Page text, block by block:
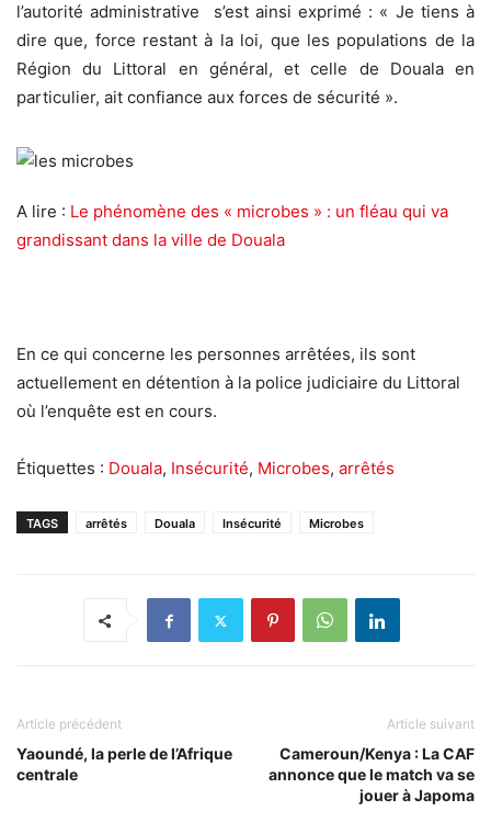
l’autorité administrative s’est ainsi exprimé : « Je tiens à
dire que, force restant à la loi, que les populations de la
Région du Littoral en général, et celle de Douala en
particulier, ait confiance aux forces de sécurité ».
A lire : Le phénomène des « microbes » : un fléau qui va
grandissant dans la ville de Douala
En ce qui concerne les personnes arrêtées, ils sont
actuellement en détention à la police judiciaire du Littoral
où l’enquête est en cours.
Étiquettes : Douala, Insécurité, Microbes, arrêtés
TAGS arrêtés Douala Insécurité Microbes
Article précédent
Yaoundé, la perle de l’Afrique
centrale
Article suivant
Cameroun/Kenya : La CAF
annonce que le match va se
jouer à Japoma